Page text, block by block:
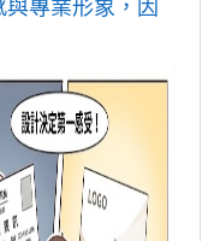
專業形象，因